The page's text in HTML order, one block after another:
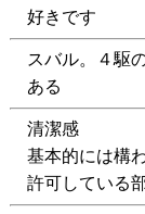
好きです
スバル。４駆の
ある
清潔感
基本的には構
許可している